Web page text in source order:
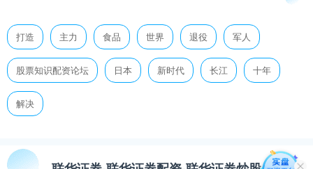
打造 主力 食品 世界 退役 军人
股票知识配资论坛 日本 新时代 长江 十年
解决